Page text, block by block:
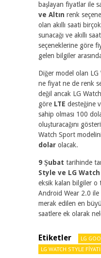
başlayan fiyatlar ile
ve Altın renk
olan akıllı saati
sunacağı ve akıllı
seçeneklerine göre
gelen bilgiler
Diğer model olan
ne fiyat ne de renk
değil ancak LG
göre LTE desteğine
sahip olması 100
oluşturacağını
Watch Sport
dolar olacak.
9 Şubat tarihinde
Style ve LG
eksik kalan bilgiler o
Android Wear 2.0 ile
merak edilen en
saatlere ek olarak
Etiketler
LG
LG WATCH STYLE FIYATI